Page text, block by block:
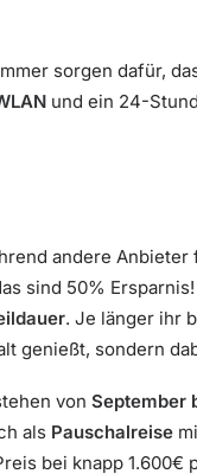
sorgen dafür,
und ein 24-
andere Anbieter
sind 50%
. Je länger ihr
genießt, sondern
von September
als Pauschalreise
bei knapp 1.600€